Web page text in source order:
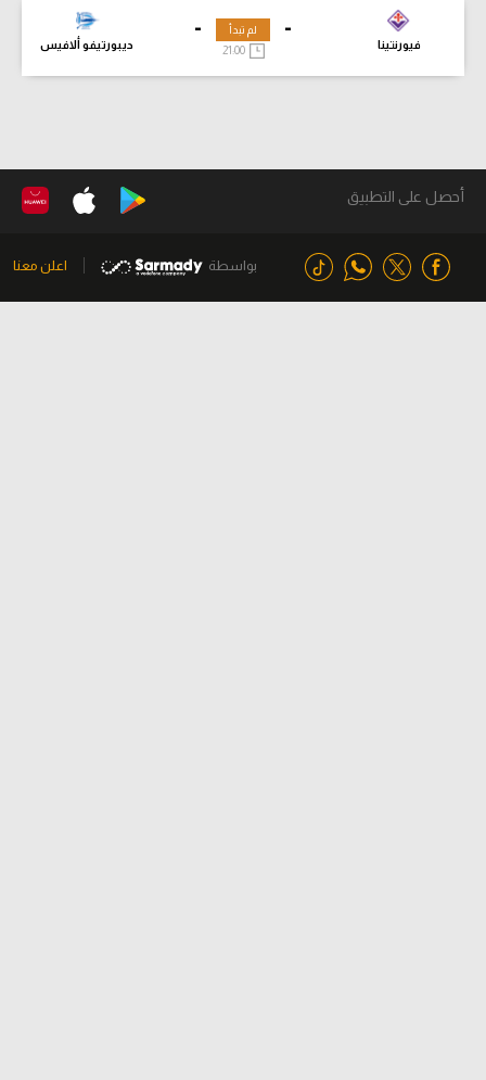
-
فيورنتينا
-
ديبورتيفو ألافيس
لم تبدأ
21:00
أحصل على التطبيق
بواسطة اعلن معنا